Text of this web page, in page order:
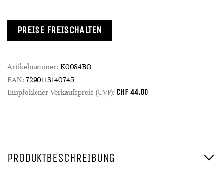
PREISE FREISCHALTEN
Artikelnummer: K0084BO
EAN: 7290113140745
Empfohlener Verkaufspreis (UVP): CHF 44.00
PRODUKTBESCHREIBUNG